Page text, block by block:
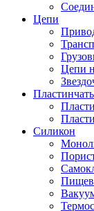
Цепи
Цепи
Силикон